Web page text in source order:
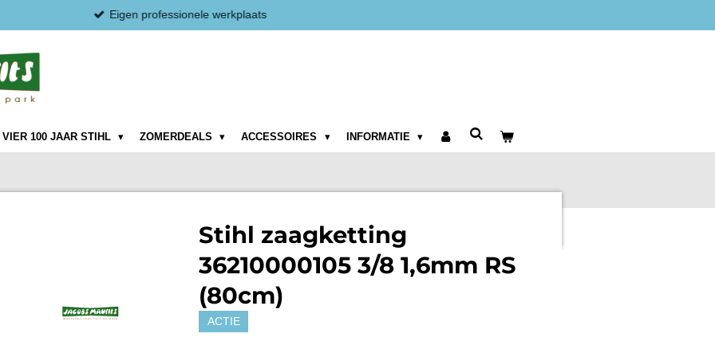
Eigen professionele werkplaats
VIER 100 JAAR STIHL ZOMERDEALS ACCESSOIRES INFORMATIE
Stihl zaagketting
36210000105 3/8 1,6mm RS
(80cm)
ACTIE